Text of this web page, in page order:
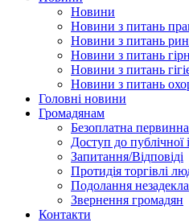
Новини
Новини з питань
Новини з питань
Новини з питань
Новини з питань
Новини з питань
Головні новини
Громадянам
Безоплатна
Доступ до публічної
Запитання/Відповіді
Протидія торгівлі
Подолання
Звернення громадян
Контакти